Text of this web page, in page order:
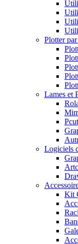
Plotter
Lames et
Logiciels
Kit